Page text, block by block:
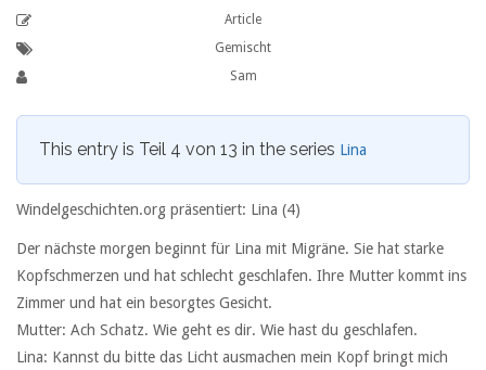
Article
Gemischt
Sam
This entry is Teil 4 von 13 in the series Lina
Windelgeschichten.org präsentiert: Lina (4)
Der nächste morgen beginnt für Lina mit Migräne. Sie hat starke
Kopfschmerzen und hat schlecht geschlafen. Ihre Mutter kommt ins
Zimmer und hat ein besorgtes Gesicht.
Mutter: Ach Schatz. Wie geht es dir. Wie hast du geschlafen.
Lina: Kannst du bitte das Licht ausmachen mein Kopf bringt mich